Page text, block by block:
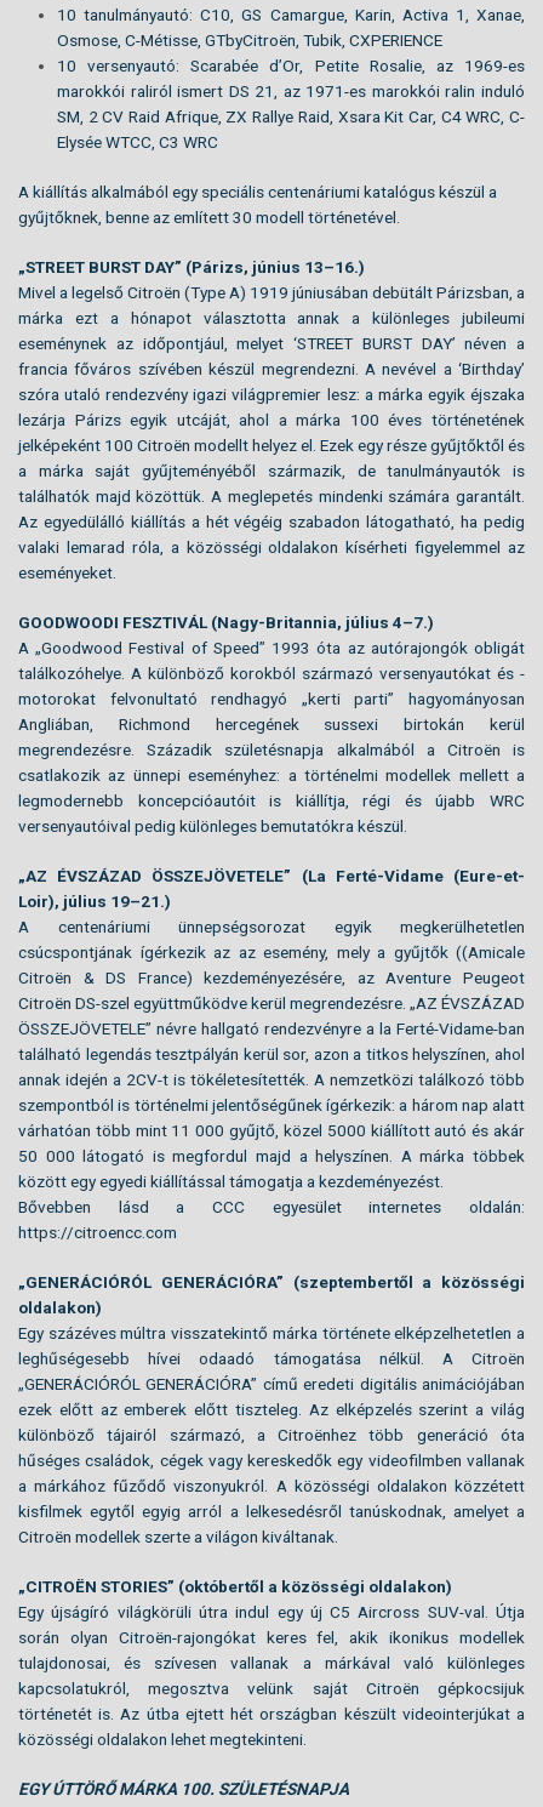
10 tanulmányautó: C10, GS Camargue, Karin, Activa 1, Xanae,
Osmose, C-Métisse, GTbyCitroën, Tubik, CXPERIENCE
10 versenyautó: Scarabée d’Or, Petite Rosalie, az 1969-es
marokkói raliról ismert DS 21, az 1971-es marokkói ralin induló
SM, 2 CV Raid Afrique, ZX Rallye Raid, Xsara Kit Car, C4 WRC, C-
Elysée WTCC, C3 WRC
A kiállítás alkalmából egy speciális centenáriumi katalógus készül a
gyűjtőknek, benne az említett 30 modell történetével.
„STREET BURST DAY” (Párizs, június 13–16.)
Mivel a legelső Citroën (Type A) 1919 júniusában debütált Párizsban, a
márka ezt a hónapot választotta annak a különleges jubileumi
eseménynek az időpontjául, melyet ‘STREET BURST DAY’ néven a
francia főváros szívében készül megrendezni. A nevével a ‘Birthday’
szóra utaló rendezvény igazi világpremier lesz: a márka egyik éjszaka
lezárja Párizs egyik utcáját, ahol a márka 100 éves történetének
jelképeként 100 Citroën modellt helyez el. Ezek egy része gyűjtőktől és
a márka saját gyűjteményéből származik, de tanulmányautók is
találhatók majd közöttük. A meglepetés mindenki számára garantált.
Az egyedülálló kiállítás a hét végéig szabadon látogatható, ha pedig
valaki lemarad róla, a közösségi oldalakon kísérheti figyelemmel az
eseményeket.
GOODWOODI FESZTIVÁL (Nagy-Britannia, július 4–7.)
A „Goodwood Festival of Speed” 1993 óta az autórajongók obligát
találkozóhelye. A különböző korokból származó versenyautókat és -
motorokat felvonultató rendhagyó „kerti parti” hagyományosan
Angliában, Richmond hercegének sussexi birtokán kerül
megrendezésre. Századik születésnapja alkalmából a Citroën is
csatlakozik az ünnepi eseményhez: a történelmi modellek mellett a
legmodernebb koncepcióautóit is kiállítja, régi és újabb WRC
versenyautóival pedig különleges bemutatókra készül.
„AZ ÉVSZÁZAD ÖSSZEJÖVETELE” (La Ferté-Vidame (Eure-et-
Loir), július 19–21.)
A centenáriumi ünnepségsorozat egyik megkerülhetetlen
csúcspontjának ígérkezik az az esemény, mely a gyűjtők ((Amicale
Citroën & DS France) kezdeményezésére, az Aventure Peugeot
Citroën DS-szel együttműködve kerül megrendezésre. „AZ ÉVSZÁZAD
ÖSSZEJÖVETELE” névre hallgató rendezvényre a la Ferté-Vidame-ban
található legendás tesztpályán kerül sor, azon a titkos helyszínen, ahol
annak idején a 2CV-t is tökéletesítették. A nemzetközi találkozó több
szempontból is történelmi jelentőségűnek ígérkezik: a három nap alatt
várhatóan több mint 11 000 gyűjtő, közel 5000 kiállított autó és akár
50 000 látogató is megfordul majd a helyszínen. A márka többek
között egy egyedi kiállítással támogatja a kezdeményezést.
Bővebben lásd a CCC egyesület internetes oldalán:
https://citroencc.com
„GENERÁCIÓRÓL GENERÁCIÓRA” (szeptembertől a közösségi
oldalakon)
Egy százéves múltra visszatekintő márka története elképzelhetetlen a
leghűségesebb hívei odaadó támogatása nélkül. A Citroën
„GENERÁCIÓRÓL GENERÁCIÓRA” című eredeti digitális animációjában
ezek előtt az emberek előtt tiszteleg. Az elképzelés szerint a világ
különböző tájairól származó, a Citroënhez több generáció óta
hűséges családok, cégek vagy kereskedők egy videofilmben vallanak
a márkához fűződő viszonyukról. A közösségi oldalakon közzétett
kisfilmek egytől egyig arról a lelkesedésről tanúskodnak, amelyet a
Citroën modellek szerte a világon kiváltanak.
„CITROËN STORIES” (októbertől a közösségi oldalakon)
Egy újságíró világkörüli útra indul egy új C5 Aircross SUV-val. Útja
során olyan Citroën-rajongókat keres fel, akik ikonikus modellek
tulajdonosai, és szívesen vallanak a márkával való különleges
kapcsolatukról, megosztva velünk saját Citroën gépkocsijuk
történetét is. Az útba ejtett hét országban készült videointerjúkat a
közösségi oldalakon lehet megtekinteni.
EGY ÚTTÖRŐ MÁRKA 100. SZÜLETÉSNAPJA